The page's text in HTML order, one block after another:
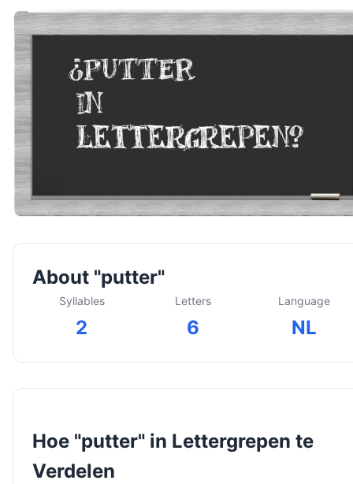
About "putter"
Syllables
2
Letters
6
Language
NL
Hoe "putter" in Lettergrepen te
Verdelen